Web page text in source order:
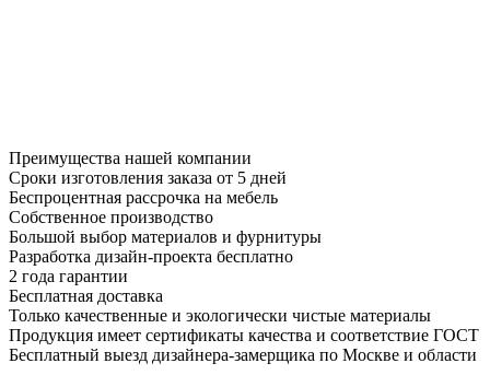
Преимущества нашей компании
Сроки изготовления заказа от 5 дней
Беспроцентная рассрочка на мебель
Собственное производство
Большой выбор материалов и фурнитуры
Разработка дизайн-проекта бесплатно
2 года гарантии
Бесплатная доставка
Только качественные и экологически чистые материалы
Продукция имеет сертификаты качества и соответствие ГОСТ
Бесплатный выезд дизайнера-замерщика по Москве и области